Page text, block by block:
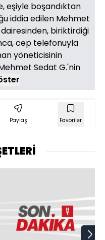
eşiyle boşandıktan
iddia edilen Mehmet
biriktirdiği
cep telefonuyla
yöneticisinin
Sedat G.'nin
Paylaş Favoriler